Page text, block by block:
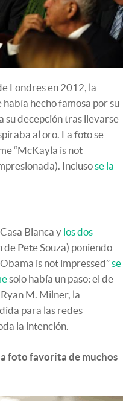
Londres en 2012, la
hecho famosa por su
su decepción tras llevarse
al oro. La foto se
“McKayla is not
Inclusose la
Blanca y los dos
de Pete Souza) poniendo
is not impressed”se
solo había un paso: el de
M. Milner, la
para las redes
la intención.
foto favorita de muchos